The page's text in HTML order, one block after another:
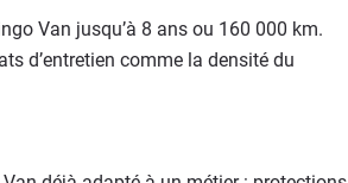
Van jusqu’à 8 ans ou 160 000 km.
d’entretien comme la densité du